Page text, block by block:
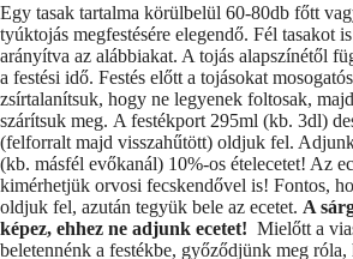
Egy tasak tartalma körülbelül 60-80db főtt
tyúktojás megfestésére elegendő. Fél tasakot
arányítva az alábbiakat. A tojás alapszínétől
a festési idő. Festés előtt a tojásokat
zsírtalanítsuk, hogy ne legyenek foltosak,
szárítsuk meg. A festékport 295ml (kb. 3dl)
(felforralt majd visszahűtött) oldjuk fel.
(kb. másfél evőkanál) 10%-os ételecetet! Az
kimérhetjük orvosi fecskendővel is! Fontos,
oldjuk fel, azután tegyük bele az ecetet. A
képez, ehhez ne adjunk ecetet! Mielőtt a
beletennénk a festékbe, győződjünk meg róla,